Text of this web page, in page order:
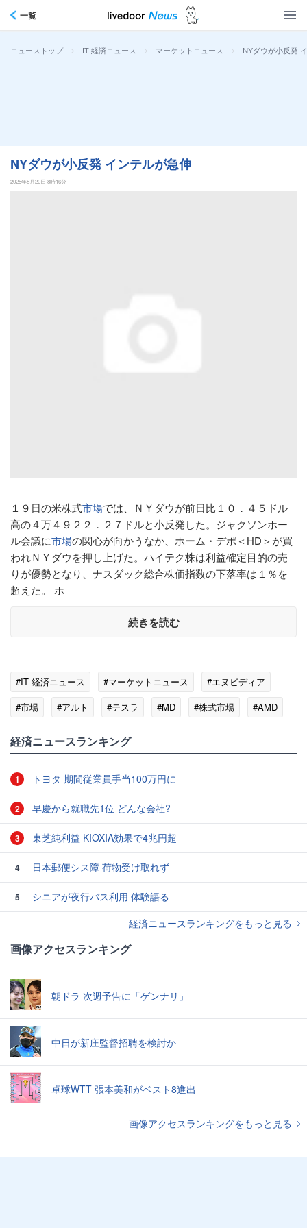
一覧
ニューストップ > IT 経済ニュース > マーケットニュース > NYダウが小反発
NYダウが小反発 インテルが急伸
2025年8月20日 8時16分
１９日の米株式市場では、ＮＹダウが前日比１０．４５ドル
高の４万４９２２．２７ドルと小反発した。ジャクソンホー
ル会議に市場の関心が向かうなか、ホーム・デポ＜HD＞が買
われＮＹダウを押し上げた。ハイテク株は利益確定目的の売
りが優勢となり、ナスダック総合株価指数の下落率は１％を
超えた。 ホ
続きを読む
#IT 経済ニュース #マーケットニュース
#エヌビディア
#市場
#アルト #テスラ #MD #株式市場
#AMD
経済ニュースランキング
1 トヨタ 期間従業員手当100万円に
2 早慶から就職先1位 どんな会社?
3 東芝純利益 KIOXIA効果で4兆円超
4 日本郵便シス障 荷物受け取れず
5
シニアが夜行バス利用 体験語る
経済ニュースランキングをもっと見る
画像アクセスランキング
朝ドラ 次週予告に「ゲンナリ」
中日が新庄監督招聘を検討か
卓球WTT 張本美和がベスト8進出
画像アクセスランキングをもっと見る